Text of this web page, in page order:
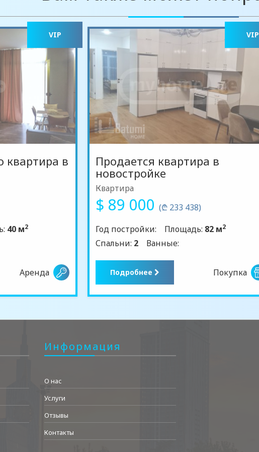
VIP
квартира в
40 м2
Аренда
VIP
Продается квартира в
новостройке
Квартира
$ 89 000 (₾ 233 438)
Год постройки:
Площадь: 82 м2
Спальни: 2 Ванные:
Подробнее Покупка
Информация
О нас
Услуги
Отзывы
Контакты